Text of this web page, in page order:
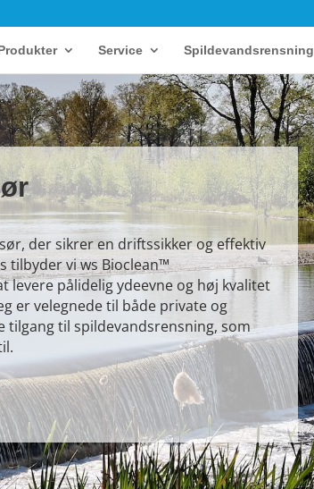
Service Spildevandsrensning
der sikrer en driftssikker og effektiv
tilbyder vi ws Bioclean™
levere pålidelig ydeevne og høj kvalitet
er velegnede til både private og
til spildevandsrensning, som